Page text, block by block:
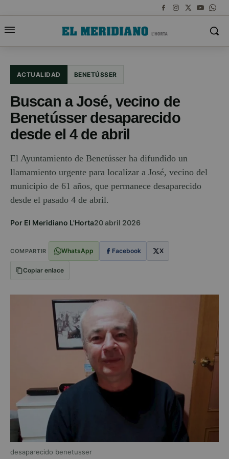
ACTUALIDAD BENETÚSSER
Buscan a José, vecino de
Benetússer desaparecido
desde el 4 de abril
El Ayuntamiento de Benetússer ha difundido un
llamamiento urgente para localizar a José, vecino del
municipio de 61 años, que permanece desaparecido
desde el pasado 4 de abril.
Por El Meridiano L'Horta20 abril 2026
COMPARTIR WhatsApp Facebook X
Copiar enlace
desaparecido benetusser